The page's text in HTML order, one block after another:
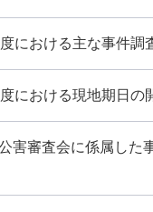
における主な事件調
における現地期日の
審査会に係属した